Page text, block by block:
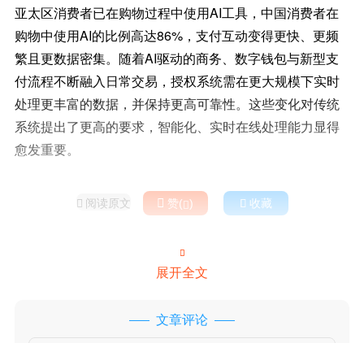
亚太区消费者已在购物过程中使用AI工具，中国消费者在
购物中使用AI的比例高达86%，支付互动变得更快、更频
繁且更数据密集。随着AI驱动的商务、数字钱包与新型支
付流程不断融入日常交易，授权系统需在更大规模下实时
处理更丰富的数据，并保持更高可靠性。这些变化对传统
系统提出了更高的要求，智能化、实时在线处理能力显得
愈发重要。
 阅读原文  赞()  收藏

展开全文
文章评论